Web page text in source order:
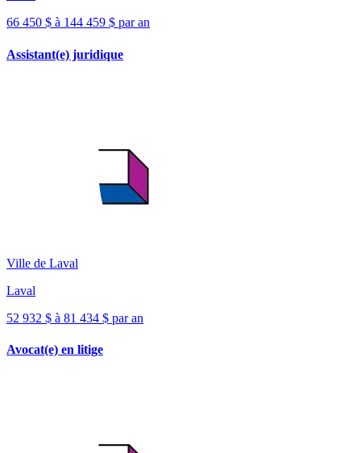
66 450 $ à 144 459 $ par an
Assistant(e) juridique
Ville de Laval
Laval
52 932 $ à 81 434 $ par an
Avocat(e) en litige